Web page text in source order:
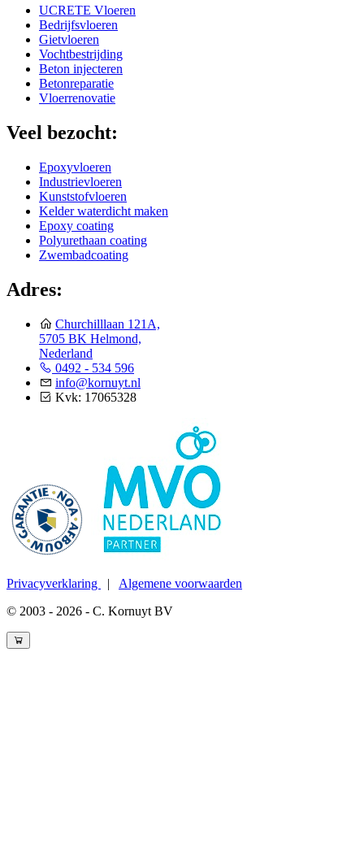
UCRETE Vloeren
Bedrijfsvloeren
Gietvloeren
Vochtbestrijding
Beton injecteren
Betonreparatie
Vloerrenovatie
Veel bezocht:
Epoxyvloeren
Industrievloeren
Kunststofvloeren
Kelder waterdicht maken
Epoxy coating
Polyurethaan coating
Zwembadcoating
Adres:
Churchilllaan 121A,
5705 BK Helmond,
Nederland
0492 - 534 596
info@kornuyt.nl
Kvk: 17065328
Privacyverklaring | Algemene voorwaarden
© 2003 - 2026 - C. Kornuyt BV